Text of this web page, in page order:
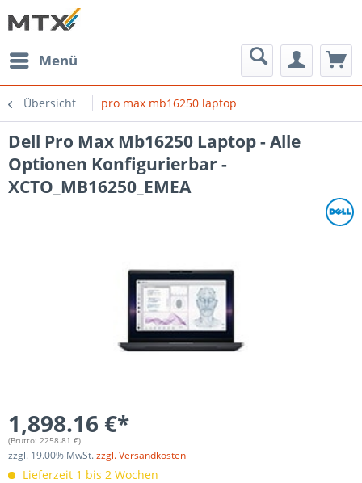
Menü
Übersicht pro max mb16250 laptop
Dell Pro Max Mb16250 Laptop - Alle
Optionen Konfigurierbar -
XCTO_MB16250_EMEA
1,898.16 €*
(Brutto: 2258.81 €)
zzgl. 19.00% MwSt.zzgl. Versandkosten
Lieferzeit 1 bis 2 Wochen